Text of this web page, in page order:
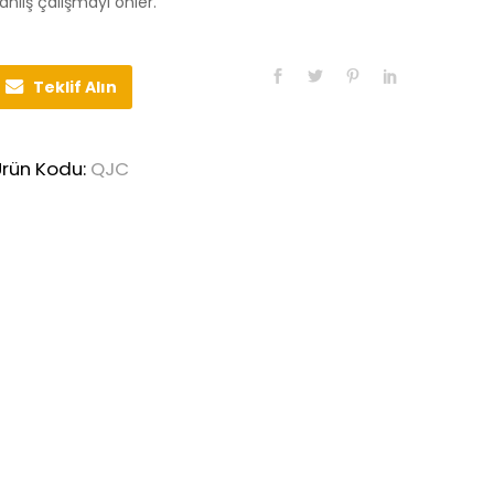
Teklif Alın
Kodu: QJC